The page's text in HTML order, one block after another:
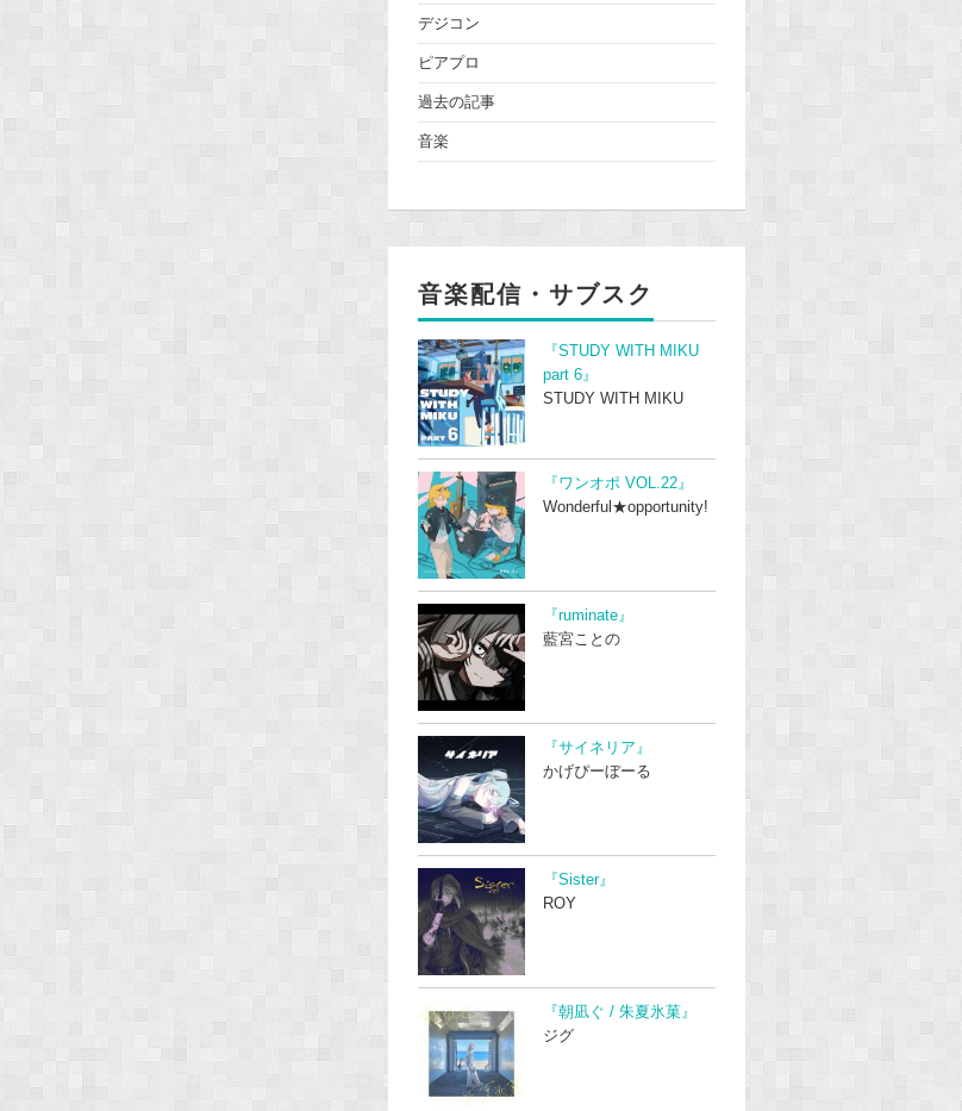
デジコン
ピアプロ
過去の記事
音楽
音楽配信・サブスク
『STUDY WITH MIKU
part 6』
STUDY WITH MIKU
『ワンオポ VOL.22』
Wonderful★opportunity!
『ruminate』
藍宮ことの
『サイネリア』
かげぴーぼーる
『Sister』
ROY
『朝凪ぐ / 朱夏氷菓』
ジグ